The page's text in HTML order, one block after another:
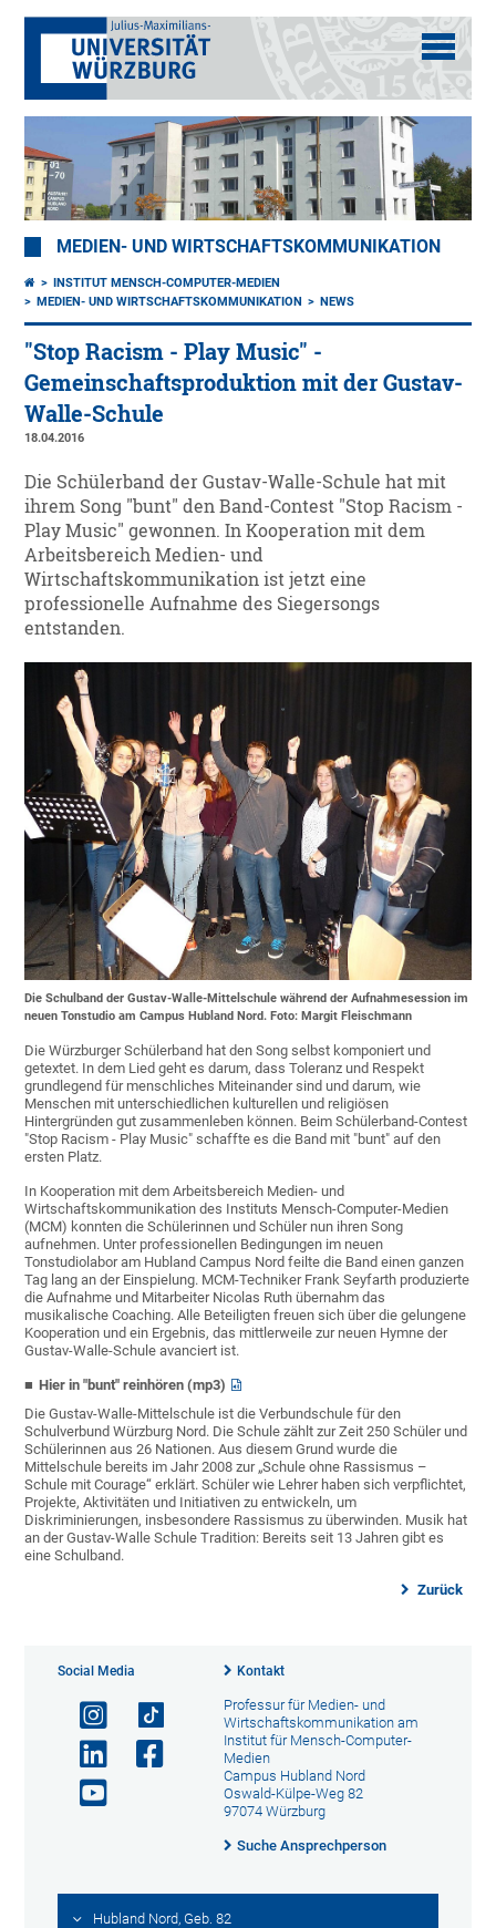
MEDIEN- UND WIRTSCHAFTSKOMMUNIKATION
INSTITUT MENSCH-COMPUTER-MEDIEN
MEDIEN- UND WIRTSCHAFTSKOMMUNIKATION
NEWS
"Stop Racism - Play Music" -
Gemeinschaftsproduktion mit der Gustav-
Walle-Schule
18.04.2016
Die Schülerband der Gustav-Walle-Schule hat mit
ihrem Song "bunt" den Band-Contest "Stop Racism -
Play Music" gewonnen. In Kooperation mit dem
Arbeitsbereich Medien- und
Wirtschaftskommunikation ist jetzt eine
professionelle Aufnahme des Siegersongs
entstanden.
Die Schulband der Gustav-Walle-Mittelschule während der Aufnahmesession im
neuen Tonstudio am Campus Hubland Nord. Foto: Margit Fleischmann
Die Würzburger Schülerband hat den Song selbst komponiert und
getextet. In dem Lied geht es darum, dass Toleranz und Respekt
grundlegend für menschliches Miteinander sind und darum, wie
Menschen mit unterschiedlichen kulturellen und religiösen
Hintergründen gut zusammenleben können. Beim Schülerband-Contest
"Stop Racism - Play Music" schaffte es die Band mit "bunt" auf den
ersten Platz.
In Kooperation mit dem Arbeitsbereich Medien- und
Wirtschaftskommunikation des Instituts Mensch-Computer-Medien
(MCM) konnten die Schülerinnen und Schüler nun ihren Song
aufnehmen. Unter professionellen Bedingungen im neuen
Tonstudiolabor am Hubland Campus Nord feilte die Band einen ganzen
Tag lang an der Einspielung. MCM-Techniker Frank Seyfarth produzierte
die Aufnahme und Mitarbeiter Nicolas Ruth übernahm das
musikalische Coaching. Alle Beteiligten freuen sich über die gelungene
Kooperation und ein Ergebnis, das mittlerweile zur neuen Hymne der
Gustav-Walle-Schule avanciert ist.
Hier in "bunt" reinhören (mp3)
Die Gustav-Walle-Mittelschule ist die Verbundschule für den
Schulverbund Würzburg Nord. Die Schule zählt zur Zeit 250 Schüler und
Schülerinnen aus 26 Nationen. Aus diesem Grund wurde die
Mittelschule bereits im Jahr 2008 zur „Schule ohne Rassismus –
Schule mit Courage“ erklärt. Schüler wie Lehrer haben sich verpflichtet,
Projekte, Aktivitäten und Initiativen zu entwickeln, um
Diskriminierungen, insbesondere Rassismus zu überwinden. Musik hat
an der Gustav-Walle Schule Tradition: Bereits seit 13 Jahren gibt es
eine Schulband.
Zurück
Social Media Kontakt
Professur für Medien- und
Wirtschaftskommunikation am
Institut für Mensch-Computer-
Medien
Campus Hubland Nord
Oswald-Külpe-Weg 82
97074 Würzburg
Suche Ansprechperson
Hubland Nord, Geb. 82